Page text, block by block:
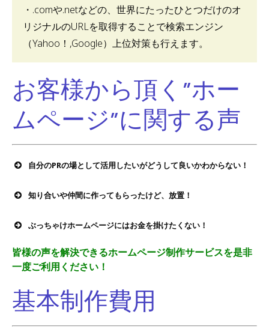
・.comや.netなどの、世界にたったひとつだけのオ
リジナルのURLを取得することで検索エンジン
（Yahoo！,Google）上位対策も行えます。
お客様から頂く”ホー
ムページ”に関する声
自分のPRの場として活用したいがどうして良いかわからない！
んですよ！
けっこうな数と言っていいほどお客様
でも実はエンジンの仕組みやシャフト
の構造がわからなくても車が運転でき
ムページは簡単な扱い方でだれでも更
新できるWEBサイトを提供していま
す。
知り合いや仲間に作ってもらったけど、放置！
のにサイトだけ渡されて、イベントの
情報を載せたいけど更新の仕方がわか
らないパターンです。
なんだそれ？と思う方もいらっしゃる
かもしれませんが割とよくあるケース
です。
もし、自分のサイト、または自分の所
ぶっちゃけホームページにはお金を掛けたくない！
非常にたくさんの方からめっちゃよく
聞きます。
ちょっと待ってください。でも告知に
はチラシに莫大なコストをかけていま
せんか？
皆様の声を解決できるホームページ制作サービスを是非
一度ご利用ください！
基本制作費用